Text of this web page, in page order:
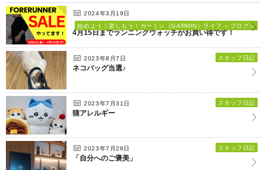
2024年3月19日
始めよう！楽しもう！ガーミン（GARMIN）ライフ ～ブログ～
4月15日までランニングウォッチがお買い得です！
2023年8月7日 スタッフ日記
ネコバッグ当選♪
2023年7月31日 スタッフ日記
猫アレルギー
2023年7月26日 スタッフ日記
「自分へのご褒美」